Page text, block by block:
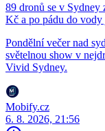
89 dronů se v Sydney
Kč a po pádu do vody
Pondělní večer nad
světelnou show v
Vivid Sydney.
Mobify.cz
6. 8. 2026, 21:56